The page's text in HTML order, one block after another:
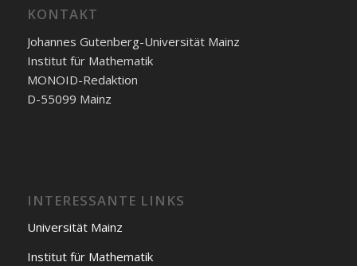
KONTAKT
Johannes Gutenberg-Universität Mainz
Institut für Mathematik
MONOID-Redaktion
D-55099 Mainz
INTERESSANTE LINKS
Universität Mainz
Institut für Mathematik